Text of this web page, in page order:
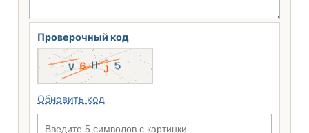
Проверочный код
Обновить код